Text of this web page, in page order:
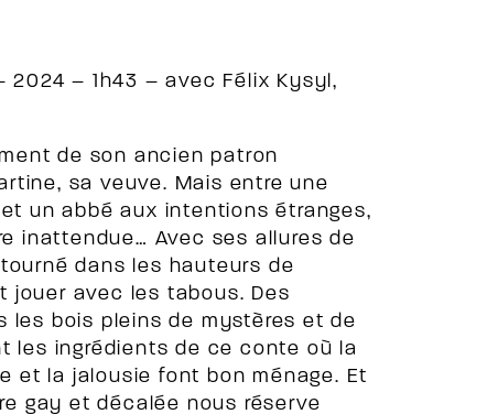
2024 – 1h43 – avec Félix Kysyl,
de son ancien patron
sa veuve. Mais entre une
un abbé aux intentions étranges,
inattendue… Avec ses allures de
dans les hauteurs de
jouer avec les tabous. Des
les bois pleins de mystères et de
les ingrédients de ce conte où la
et la jalousie font bon ménage. Et
gay et décalée nous réserve